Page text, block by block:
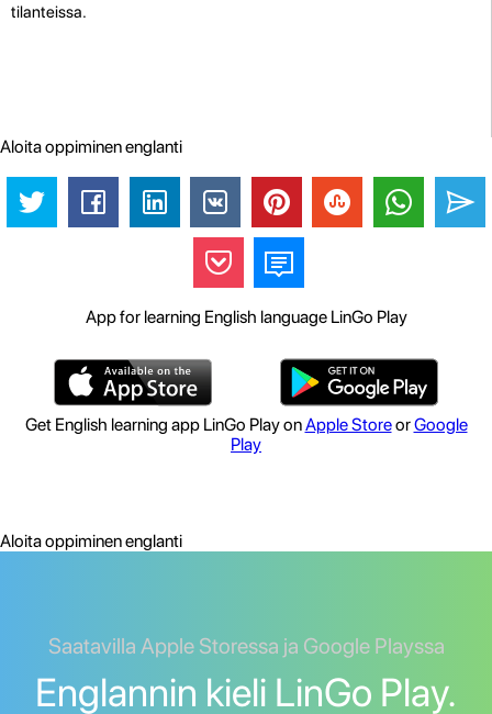
tilanteissa.
Aloita oppiminen englanti
App for learning English language LinGo Play
Get English learning app LinGo Play onApple StoreorGoogle
Play
Aloita oppiminen englanti
Saatavilla Apple Storessa ja Google Playssa
Englannin kieli LinGo Play.